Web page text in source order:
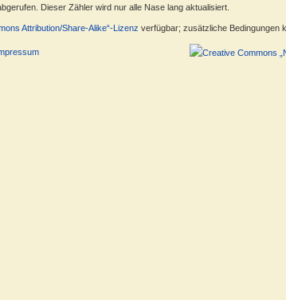
Dieser Zähler wird nur alle Nase lang aktualisiert.
Attribution/Share-Alike“-Lizenz verfügbar; zusätzliche Bedingungen